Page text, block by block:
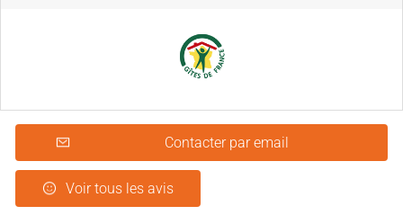
Contacter par email
Voir tous les avis